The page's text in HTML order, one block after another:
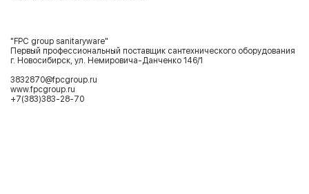
"FPC group sanitaryware"
Первый профессиональный поставщик сантехнического оборудования
г. Новосибирск, ул. Немировича-Данченко 146/1
3832870@fpcgroup.ru
www.fpcgroup.ru
+7(383)383-28-70